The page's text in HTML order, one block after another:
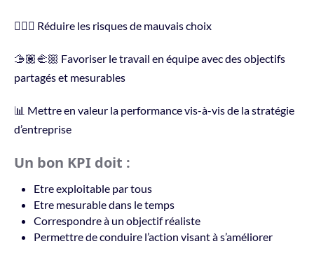
🙅🏻‍♀️ Réduire les risques de mauvais choix
🫱🏽‍🫲🏼 Favoriser le travail en équipe avec des objectifs
partagés et mesurables
📊 Mettre en valeur la performance vis-à-vis de la stratégie
d’entreprise
Un bon KPI doit :
Etre exploitable par tous
Etre mesurable dans le temps
Correspondre à un objectif réaliste
Permettre de conduire l’action visant à s’améliorer